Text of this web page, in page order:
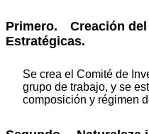
Primero. Creación del
Estratégicas.
Se crea el Comité de
grupo de trabajo, y se
composición y régimen